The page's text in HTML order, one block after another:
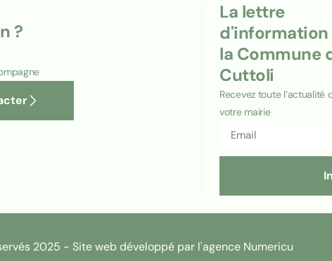
?
La lettre
d'information
la Commune
Cuttoli
Recevez toute l’actualité
votre mairie
2025 - Site web développé par l'agence Numericu